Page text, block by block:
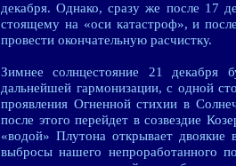
декабря. Однако, сразу же после 17
стоящему на «оси катастроф», и
провести окончательную расчистку.
Зимнее солнцестояние 21 декабря
дальнейшей гармонизации, с одной
проявления Огненной стихии в
после этого перейдет в созвездие
«водой» Плутона открывает
выбросы нашего непроработанного